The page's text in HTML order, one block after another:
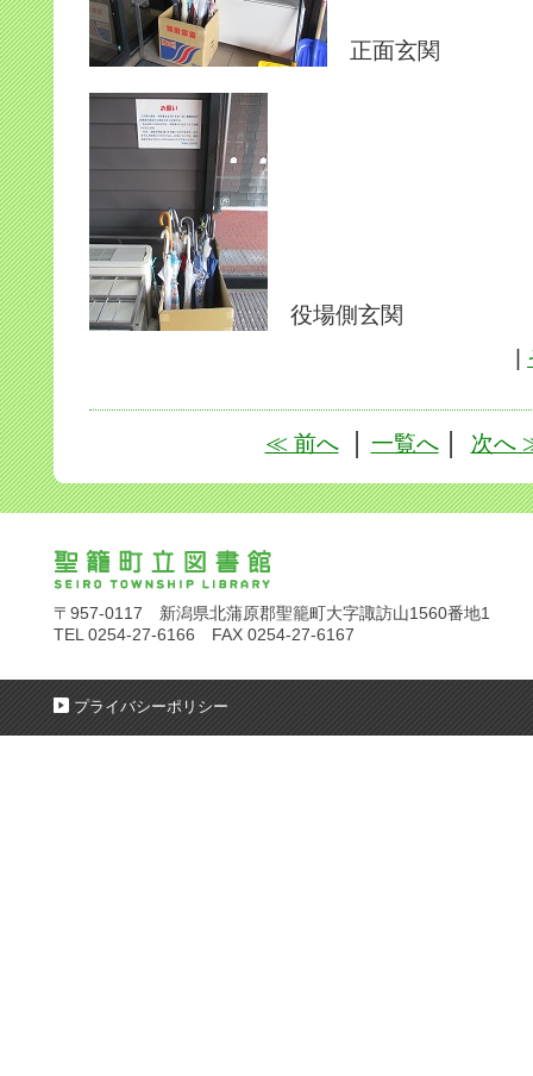
正面玄関
役場側玄関
≪ 前へ│ 一覧へ│ 次へ
〒957-0117 新潟県北蒲原郡聖籠町大字諏訪山1560番地1
TEL 0254-27-6166 FAX 0254-27-6167
プライバシーポリシー